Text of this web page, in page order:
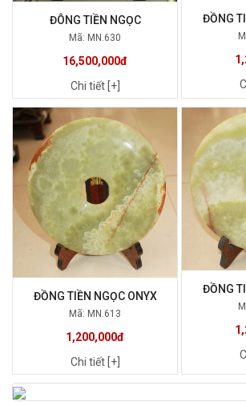
ĐÔNG TIỀN NGỌC
Mã: MN.630
16,500,000đ
Chi tiết [+]
ĐỒNG
ĐỒNG TIỀN NGỌC ONYX
Mã: MN.613
1,200,000đ
Chi tiết [+]
ĐỒNG